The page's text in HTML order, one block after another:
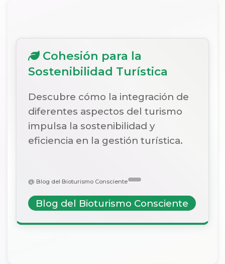
Cohesión para la
Sostenibilidad Turística
Descubre cómo la integración de
diferentes aspectos del turismo
impulsa la sostenibilidad y
eficiencia en la gestión turística.
@ Blog del Bioturismo Consciente
Blog del Bioturismo Consciente